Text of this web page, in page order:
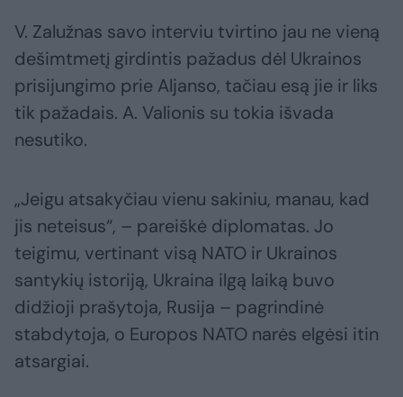
V. Zalužnas savo interviu tvirtino jau ne vieną
dešimtmetį girdintis pažadus dėl Ukrainos
prisijungimo prie Aljanso, tačiau esą jie ir liks
tik pažadais. A. Valionis su tokia išvada
nesutiko.
„Jeigu atsakyčiau vienu sakiniu, manau, kad
jis neteisus“, – pareiškė diplomatas. Jo
teigimu, vertinant visą NATO ir Ukrainos
santykių istoriją, Ukraina ilgą laiką buvo
didžioji prašytoja, Rusija – pagrindinė
stabdytoja, o Europos NATO narės elgėsi itin
atsargiai.